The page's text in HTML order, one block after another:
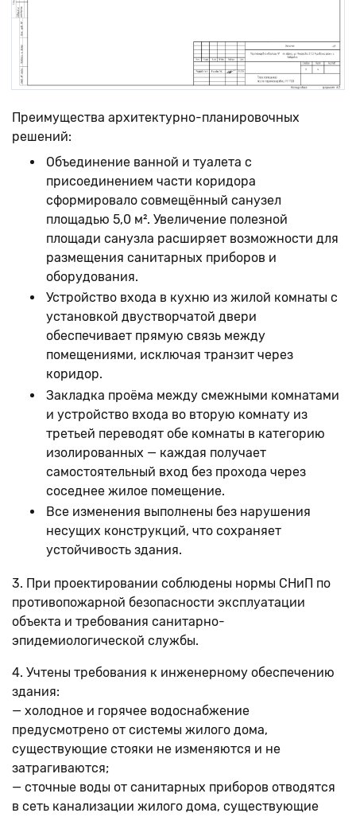
Преимущества архитектурно-планировочных
решений:
Объединение ванной и туалета с
присоединением части коридора
сформировало совмещённый санузел
площадью 5,0 м². Увеличение полезной
площади санузла расширяет возможности для
размещения санитарных приборов и
оборудования.
Устройство входа в кухню из жилой комнаты с
установкой двустворчатой двери
обеспечивает прямую связь между
помещениями, исключая транзит через
коридор.
Закладка проёма между смежными комнатами
и устройство входа во вторую комнату из
третьей переводят обе комнаты в категорию
изолированных — каждая получает
самостоятельный вход без прохода через
соседнее жилое помещение.
Все изменения выполнены без нарушения
несущих конструкций, что сохраняет
устойчивость здания.
3. При проектировании соблюдены нормы СНиП по
противопожарной безопасности эксплуатации
объекта и требования санитарно-
эпидемиологической службы.
4. Учтены требования к инженерному обеспечению
здания:
— холодное и горячее водоснабжение
предусмотрено от системы жилого дома,
существующие стояки не изменяются и не
затрагиваются;
— сточные воды от санитарных приборов отводятся
в сеть канализации жилого дома, существующие